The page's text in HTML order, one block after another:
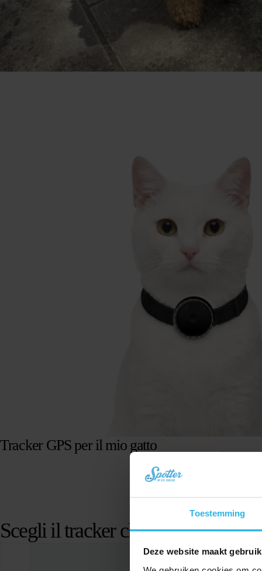
Toestemming
Deze website maakt
Tracker GPS per il mio gatto
Scegli il tracker che fa per te